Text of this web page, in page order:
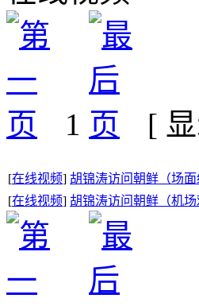
1 [
[在线视频] 胡锦涛访问朝鲜（场面
[在线视频] 胡锦涛访问朝鲜（机场